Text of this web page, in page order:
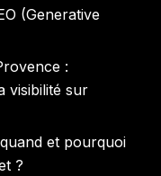
(Generative
:
visibilité sur
et pourquoi
?